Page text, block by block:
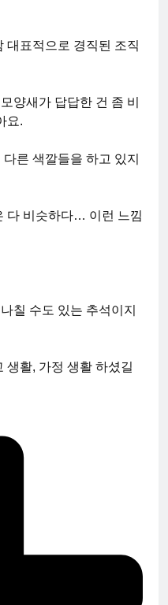
대표적으로 경직된 조직
양새가 답답한 건 좀 비
요.
른 색깔들을 하고 있지
다 비슷하다… 이런 느낌
칠 수도 있는 추석이지
생활, 가정 생활 하셨길